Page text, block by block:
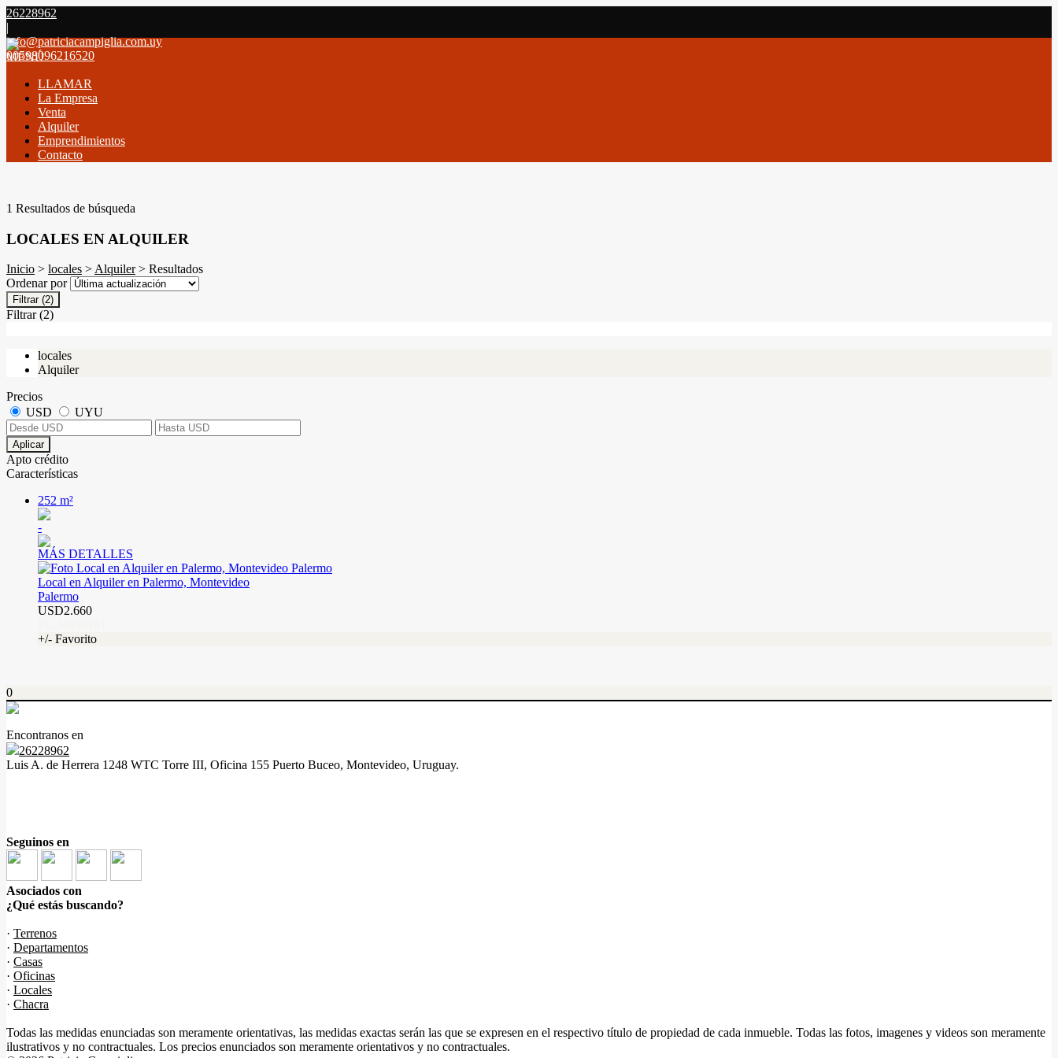
26228962
|
info@patriciacampiglia.com.uy
00598096216520
MENÚ
LLAMAR
La Empresa
Venta
Alquiler
Emprendimientos
Contacto
1 Resultados de búsqueda
LOCALES EN ALQUILER
Inicio > locales >Alquiler> Resultados
Ordenar por
Filtrar (2)
Filtrar (2)
locales
Alquiler
Precios
USD
UYU
Aplicar
Apto crédito
Características
252 m²
-
MÁS DETALLES
Local en Alquiler en Palermo, Montevideo
Palermo
USD2.660
+/- Favorito
0
Encontranos en
26228962
Luis A. de Herrera 1248 WTC Torre III, Oficina 155 Puerto Buceo, Montevideo, Uruguay.
Seguinos en
Asociados con
¿Qué estás buscando?
· Terrenos
· Departamentos
· Casas
· Oficinas
· Locales
· Chacra
Todas las medidas enunciadas son meramente orientativas, las medidas exactas serán las que se expresen en el respectivo título de propiedad de cada inmueble. Todas las fotos, imagenes y videos son meramente
ilustrativos y no contractuales. Los precios enunciados son meramente orientativos y no contractuales.